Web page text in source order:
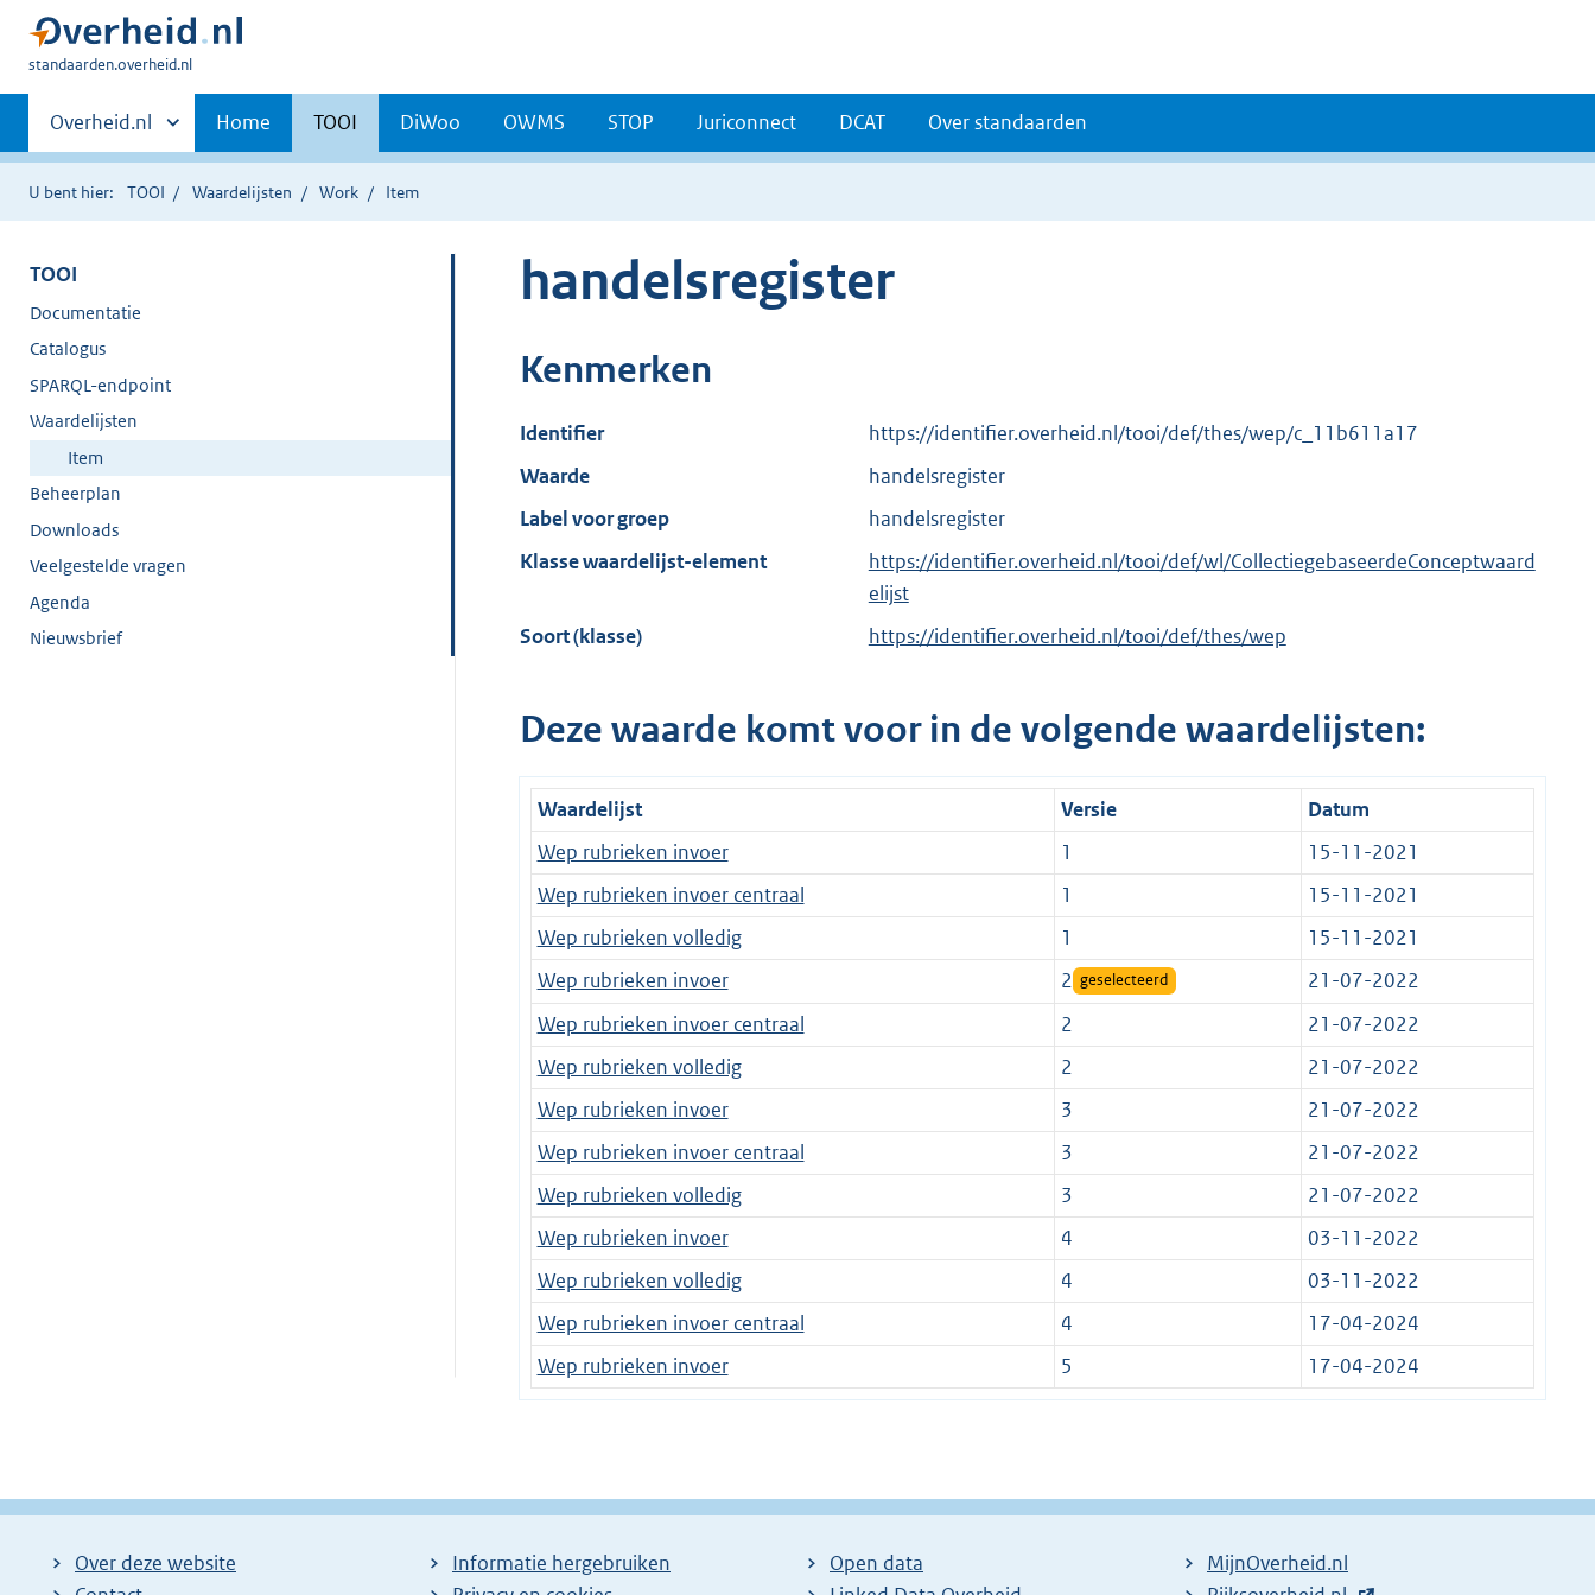
U
hier:
standaarden.overheid.nl
Primaire
navigatie
Andere
sites
binnen
Overheid.nl Home TOOI DiWoo OWMS STOP Juriconnect DCAT Over standaarden
U bent hier: TOOI Waardelijsten Work Item
TOOI
Documentatie
Catalogus
SPARQL-endpoint
Waardelijsten
Item
Beheerplan
Downloads
Veelgestelde vragen
Agenda
Nieuwsbrief
handelsregister
Kenmerken
Identifier
https://identifier.overheid.nl/tooi/def/thes/wep/c_11b611a17
Waarde
handelsregister
Label voor groep
handelsregister
Klasse waardelijst-element
https://identifier.overheid.nl/tooi/def/wl/CollectiegebaseerdeConceptwaard
elijst
Soort (klasse)
https://identifier.overheid.nl/tooi/def/thes/wep
Deze waarde komt voor in de volgende waardelijsten:
Waardelijst Versie
Datum
Wep rubrieken invoer
1
15-11-2021
Wep rubrieken invoer centraal
1
15-11-2021
Wep rubrieken volledig
1
15-11-2021
Wep rubrieken invoer
2 geselecteerd
21-07-2022
Wep rubrieken invoer centraal
2
21-07-2022
Wep rubrieken volledig
2
21-07-2022
Wep rubrieken invoer
3
21-07-2022
Wep rubrieken invoer centraal
3
21-07-2022
Wep rubrieken volledig
3
21-07-2022
Wep rubrieken invoer
4
03-11-2022
Wep rubrieken volledig
4
03-11-2022
Wep rubrieken invoer centraal
4
17-04-2024
Wep rubrieken invoer
5 17-04-2024
Over deze website
Informatie hergebruiken
Open data
MijnOverheid.nl